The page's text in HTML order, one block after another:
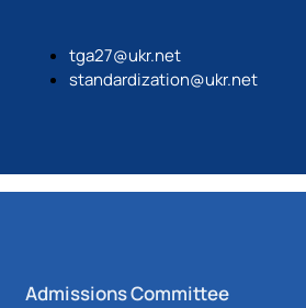
tga27@ukr.net
standardization@ukr.net
Admissions Committee